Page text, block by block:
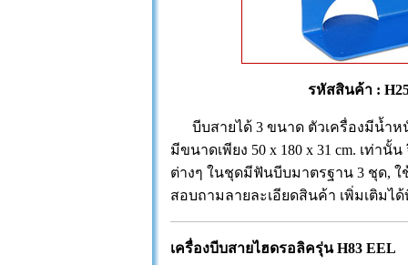
รหัสสินค้า :
บีบสายได้ 3 ขนาด ตัวเครื่องมีน้ำห
มีขนาดเพียง 50 x 180 x 31 cm. เท่า
ต่างๆ ในชุดมีฟันบีบมาตรฐาน 3 ชุด, ใ
สอบถามลายละเอียดสินค้า เพิ่มเติมได้ที่
เครื่องบีบสายไฮดรอลิครุ่น H83 EEL